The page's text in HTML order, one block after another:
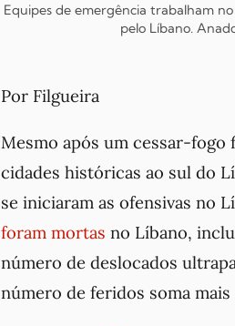
Equipes de emergência trabalham
pelo Líbano.
Por Filgueira
Mesmo após um cessar-fogo
cidades históricas ao sul do
se iniciaram as ofensivas no
foram mortas no Líbano,
número de deslocados
número de feridos soma mais